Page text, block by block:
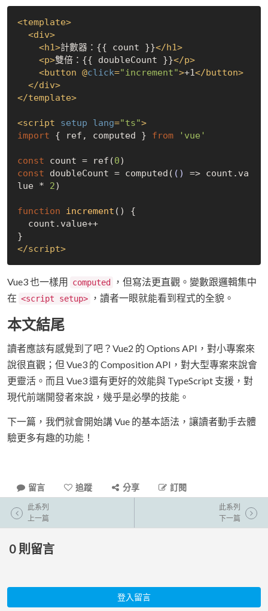
<template>
<div>
<h1>計數器：{{ count }}</h1>
<p>雙倍：{{ doubleCount }}</p>
<button @click="increment">+1</button>
</div>
</template>
<script setup lang="ts">
import { ref, computed } from 'vue'
const count = ref(0
const doubleCount = computed( () => count.va
lue * 2)
function increment ( ) {
</script>
Vue3 也一樣用 computed
，但寫法更直觀。變數跟邏輯集中
在 <script setup> ，讀者一眼就能看到程式的全貌。
本文結尾
讀者應該有感覺到了吧？Vue2 的 Options API，對小專案來
說很直觀；但 Vue3 的 Composition API，對大型專案來說會
更靈活。而且 Vue3 還有更好的效能與 TypeScript 支援，對
現代前端開發者來說，幾乎是必學的技能。
下一篇，我們就會開始講 Vue 的基本語法，讓讀者動手去體
驗更多有趣的功能！
留言 追蹤 分享 訂閱
此系列
上一篇
此系列
下一篇
0 則留言
登入留言